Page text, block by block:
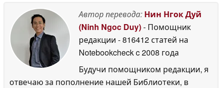
Автор перевода: Нин Нгок Дуй
(Ninh Ngoc Duy)- Помощник
редакции - 816412 статей на
Notebookcheckc 2008 года
Будучи помощником редакции, я
отвечаю за пополнение нашей Библиотеки, в